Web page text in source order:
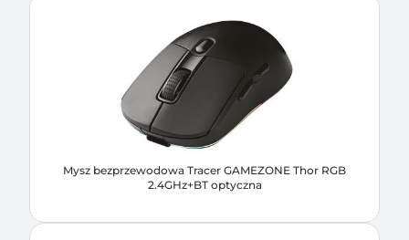
Mysz bezprzewodowa Tracer GAMEZONE Thor RGB
2.4GHz+BT optyczna